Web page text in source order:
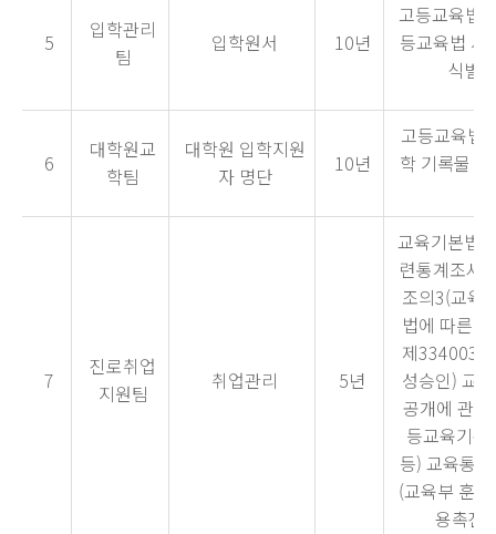
5
입학관리
팀
입학원서 10년
고등교육법
등교육법 시
식별
6
대학원교
학팀
대학원 입학지원
자 명단
10년
고등교육법
학 기록물
7
진로취업
지원팀
취업관리 5년
교육기본법
련통계조사)
조의3(교육
법에 따른
제334003
성승인) 교
공개에 관
등교육기
등) 교육통
(교육부 훈
용촉진